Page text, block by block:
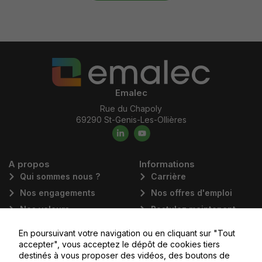
Emalec
Rue du Chapoly
69290 St-Genis-Les-Ollières
A propos
Qui sommes nous ?
Nos engagements
Nos valeurs
d'activités
Nos filiales
Informations
Carrière
Nos offres d'emploi
Postulez maintenant
En poursuivant votre navigation ou en cliquant sur "Tout
accepter", vous acceptez le dépôt de cookies tiers
destinés à vous proposer des vidéos, des boutons de